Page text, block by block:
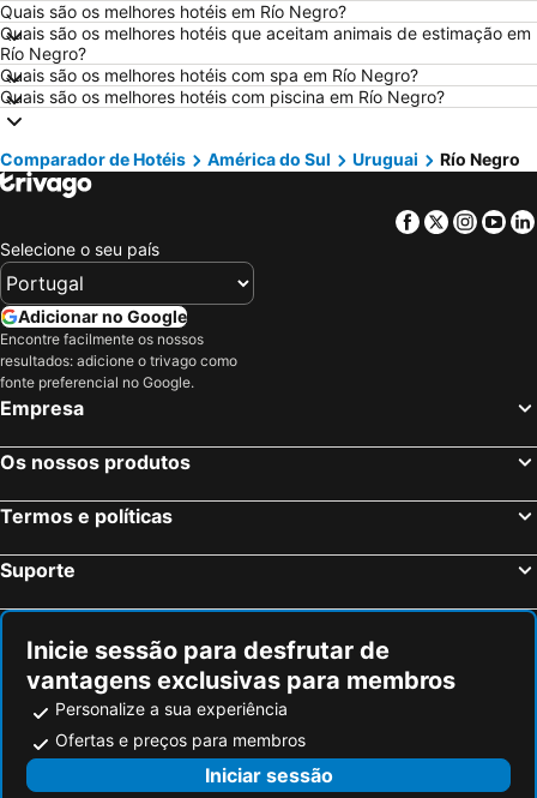
Hotéis em Porto Santo
Hotéis em Isla Canela
Hotéis em Sangenjo
Hotéis em Vilamoura
Hotéis em Vigo
Hotéis em Roma
Hotéis em Sul de Espanha
Hotéis em Málaga
Hotéis em Maiorca
Hotéis em Ibiza
Hotéis em Ilha do Sal
Hotéis em Douro
Hotéis em Serra da Estrela
Hotéis em Costa do Sol
Quais são os melhores hotéis em Río Negro?
Quais são os melhores hotéis que aceitam animais de estimação em
Río Negro?
Quais são os melhores hotéis com spa em Río Negro?
Quais são os melhores hotéis com piscina em Río Negro?
Comparador de Hotéis América do Sul Uruguai Río Negro
Facebook
Twitter
Selecione o seu país
Adicionar no Google
Encontre facilmente os nossos
resultados: adicione o trivago como
fonte preferencial no Google.
Empresa
Os nossos produtos
Termos e políticas
Suporte
Inicie sessão para desfrutar de
vantagens exclusivas para membros
Personalize a sua experiência
Ofertas e preços para membros
Iniciar sessão